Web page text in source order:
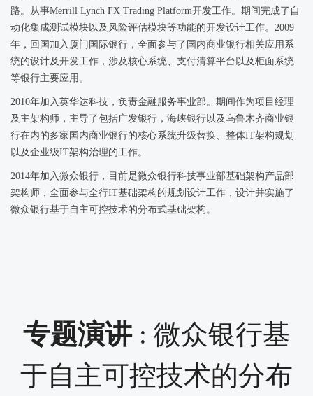
路。从事Merrill Lynch FX Trading Platform开发工作。期间完成了自
动化集成测试模块以及风险评估模块等功能的开发设计工作。2009
年，回国加入厦门国际银行，全面参与了国内商业银行相关应用系
统的设计及开发工作，涉及核心系统、支付清算平台以及柜面系统
等银行主要应用。
2010年加入英华达科技，负责金融服务事业部。期间作为项目经理
及主架构师，主导了包括广发银行，海峡银行以及乌鲁木齐商业银
行在内的多家国内商业银行的核心系统升级替换、整体IT架构规划
以及企业级IT架构治理的工作。
2014年加入微众银行，目前是微众银行科技事业部基础架构产品部
架构师，全面参与全行IT基础架构的规划设计工作，设计并实施了
微众银行基于自主可控技术的分布式基础架构。
专题演讲 : 微众银行基
于自主可控技术的分布